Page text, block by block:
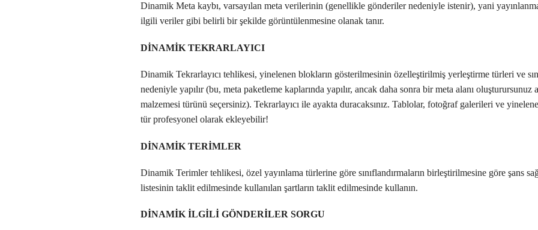
Dinamik Meta kaybı, varsayılan meta verilerinin (genellikle gönderiler nedeniyle istenir), yani
ilgili veriler gibi belirli bir şekilde görüntülenmesine olanak tanır.
DİNAMİK TEKRARLAYICI
Dinamik Tekrarlayıcı tehlikesi, yinelenen blokların gösterilmesinin özelleştirilmiş yerleştirme türleri ve
nedeniyle yapılır (bu, meta paketleme kaplarında yapılır, ancak daha sonra bir meta alanı oluşturursunuz
malzemesi türünü seçersiniz). Tekrarlayıcı ile ayakta duracaksınız. Tablolar, fotoğraf galerileri ve
tür profesyonel olarak ekleyebilir!
DİNAMİK TERİMLER
Dinamik Terimler tehlikesi, özel yayınlama türlerine göre sınıflandırmaların birleştirilmesine göre şans
listesinin taklit edilmesinde kullanılan şartların taklit edilmesinde kullanın.
DİNAMİK İLGİLİ GÖNDERİLER SORGU